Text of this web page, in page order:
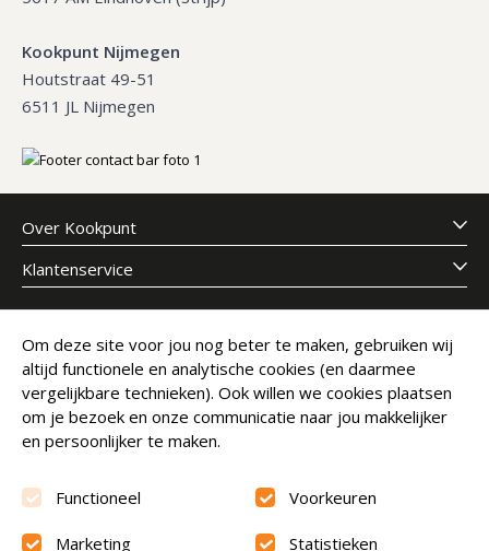
Kookpunt Nijmegen
Houtstraat 49-51
6511 JL Nijmegen
Over Kookpunt
Klantenservice
Meld je aan voor onze nieuwsbrief
E-mailadres
Abonneer
Om deze site voor jou nog beter te maken, gebruiken wij
altijd functionele en analytische cookies (en daarmee
vergelijkbare technieken). Ook willen we cookies plaatsen
om je bezoek en onze communicatie naar jou makkelijker
en persoonlijker te maken.
Functioneel Voorkeuren
Marketing Statistieken